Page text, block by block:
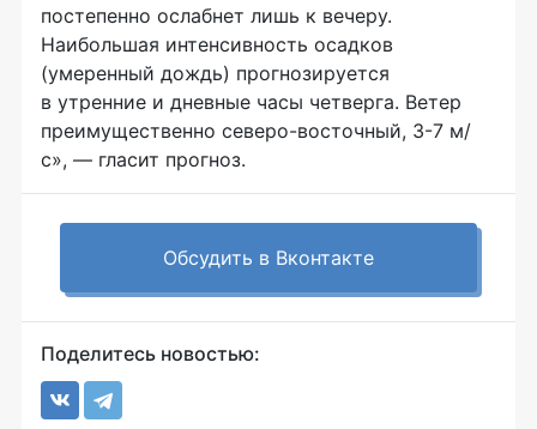
постепенно ослабнет лишь к вечеру.
Наибольшая интенсивность осадков
(умеренный дождь) прогнозируется
в утренние и дневные часы четверга. Ветер
преимущественно северо-восточный, 3-7 м/
с», — гласит прогноз.
Обсудить в Вконтакте
Поделитесь новостью: